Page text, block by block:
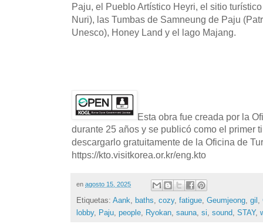
Paju, el Pueblo Artístico Heyri, el sitio
Nuri), las Tumbas de Samneung de Paju
Unesco), Honey Land y el lago Majang.
Esta obra fue creada por la
durante 25 años y se publicó como el primer
descargarlo gratuitamente de la Oficina de
https://kto.visitkorea.or.kr/eng.kto
en agosto 15, 2025
Etiquetas: Aank baths cozy, fatigue Geumjeong gil
lobby, Paju people Ryokan sauna si sound STAY,